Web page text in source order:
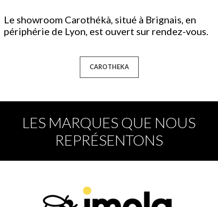
Le showroom Carothékà, situé à Brignais, en
périphérie de Lyon, est ouvert sur rendez-vous.
CAROTHEKA
LES MARQUES QUE NOUS
REPRÉSENTONS